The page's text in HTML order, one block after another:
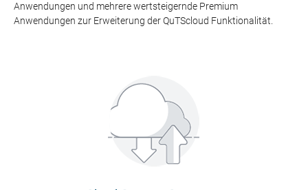
Anwendungen und mehrere wertsteigernde Premium
Anwendungen zur Erweiterung der QuTScloud Funktionalität.